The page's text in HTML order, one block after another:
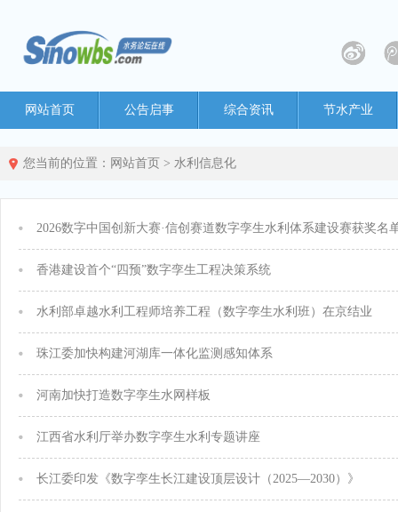
网站首页 公告启事 综合资讯 节水产业
您当前的位置： 网站首页 > 水利信息化
2026数字中国创新大赛·信创赛道数字孪生水利体系建设赛获奖名
香港建设首个“四预”数字孪生工程决策系统
水利部卓越水利工程师培养工程（数字孪生水利班）在京结业
珠江委加快构建河湖库一体化监测感知体系
河南加快打造数字孪生水网样板
江西省水利厅举办数字孪生水利专题讲座
长江委印发《数字孪生长江建设顶层设计（2025—2030）》